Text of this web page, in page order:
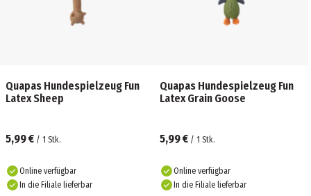
Quapas Hundespielzeug Fun
Latex Sheep
5,99 € / 1 Stk.
Online verfügbar
In die Filiale lieferbar
Quapas Hundespielzeug Fun
Latex Grain Goose
5,99 € / 1 Stk.
Online verfügbar
In die Filiale lieferbar